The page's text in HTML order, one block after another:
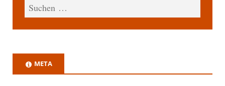
META